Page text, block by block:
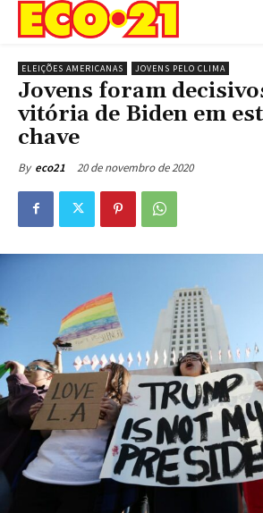
ELEIÇÕES AMERICANAS JOVENS PELO CLIMA
Jovens foram
vitória de Biden em
chave
By eco21 20 de novembro de 2020